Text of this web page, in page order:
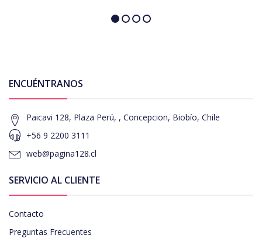
ENCUÉNTRANOS
Paicavi 128, Plaza Perú, , Concepcion, Biobío, Chile
+56 9 2200 3111
web@pagina128.cl
SERVICIO AL CLIENTE
Contacto
Preguntas Frecuentes